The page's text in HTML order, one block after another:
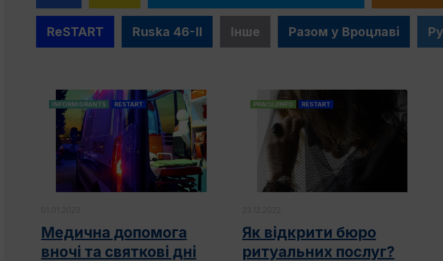
ReSTART Ruska 46-II Інше Разом у Вроцлавi
INFORMIGRANTS RESTART
Медична допомога
вночі та святкові дні
PRACUJINFO RESTART
Як відкрити бюро
ритуальних послуг?